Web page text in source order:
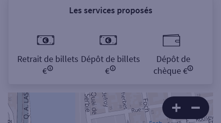
Les services proposés
Retrait de billets
€
Dépôt de billets
€
Dépôt de
chèque €